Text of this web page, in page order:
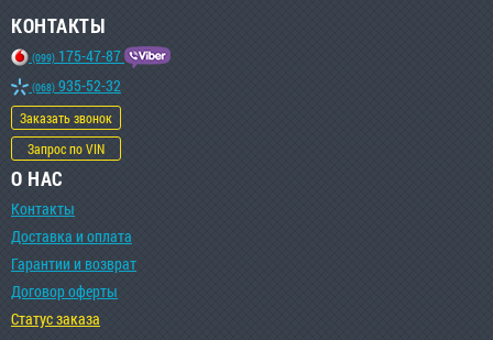
КОНТАКТЫ
(099) 175-47-87
(068) 935-52-32
Заказать звонок
Запрос по VIN
О НАС
Контакты
Доставка и оплата
Гарантии и возврат
Договор оферты
Статус заказа